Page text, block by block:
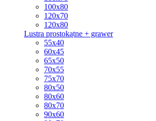
100x80
120x70
120x80
Lustra prostokątne + grawer
55x40
60x45
65x50
70x55
75x70
80x50
80x60
80x70
90x60